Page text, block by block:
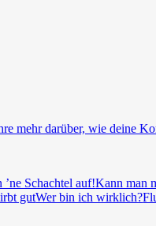
mehr darüber, wie deine
Schachtel auf!Kann man
gutWer bin ich wirklich?